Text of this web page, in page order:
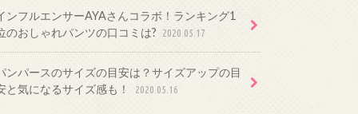
ンフルエンサーAYAさんコラボ！ランキング1
のおしゃれパンツの口コミは?
2020.05.17
ンパースのサイズの目安は？サイズアップの目
と気になるサイズ感も！
2020.05.16